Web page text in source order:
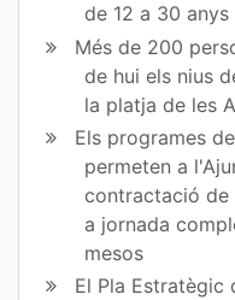
de 12 a 30 anys
Més de 200
de hui els nius
la platja de les
Els programes
permeten a
contractació de
a jornada
mesos
El Pla Estratègic